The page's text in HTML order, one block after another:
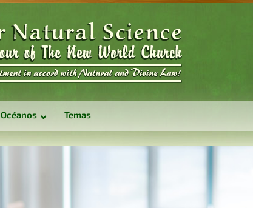
Océanos Temas